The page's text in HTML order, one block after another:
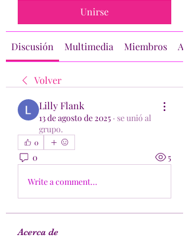
Unirse
Discusión Multimedia Miembros
Volver
Lilly Flank
13 de agosto de 2025 · se unió al
grupo.
0
0 5
Write a comment...
Acerca de